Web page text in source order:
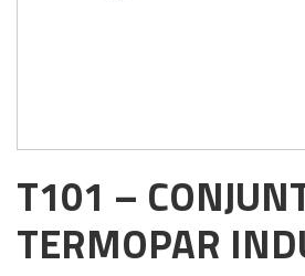
T101 –
TERMOPAR